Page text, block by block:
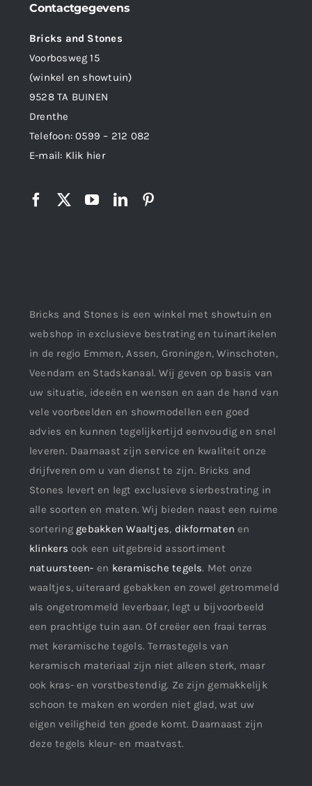
Contactgegevens
Bricks and Stones
Voorbosweg 15
(winkel en showtuin)
9528 TA BUINEN
Drenthe
Telefoon:0599 – 212 082
E-mail: Klik hier
Bricks and Stones is een winkel met showtuin en
webshop in exclusieve bestrating en tuinartikelen
in de regio Emmen, Assen, Groningen, Winschoten,
Veendam en Stadskanaal. Wij geven op basis van
uw situatie, ideeën en wensen en aan de hand van
vele voorbeelden en showmodellen een goed
advies en kunnen tegelijkertijd eenvoudig en snel
leveren. Daarnaast zijn service en kwaliteit onze
drijfveren om u van dienst te zijn. Bricks and
Stones levert en legt exclusieve sierbestrating in
alle soorten en maten. Wij bieden naast een ruime
sortering gebakken Waaltjes, dikformaten en
klinkers ook een uitgebreid assortiment
natuursteen- en keramische tegels. Met onze
waaltjes, uiteraard gebakken en zowel getrommeld
als ongetrommeld leverbaar, legt u bijvoorbeeld
een prachtige tuin aan. Of creëer een fraai terras
met keramische tegels. Terrastegels van
keramisch materiaal zijn niet alleen sterk, maar
ook kras- en vorstbestendig. Ze zijn gemakkelijk
schoon te maken en worden niet glad, wat uw
eigen veiligheid ten goede komt. Daarnaast zijn
deze tegels kleur- en maatvast.